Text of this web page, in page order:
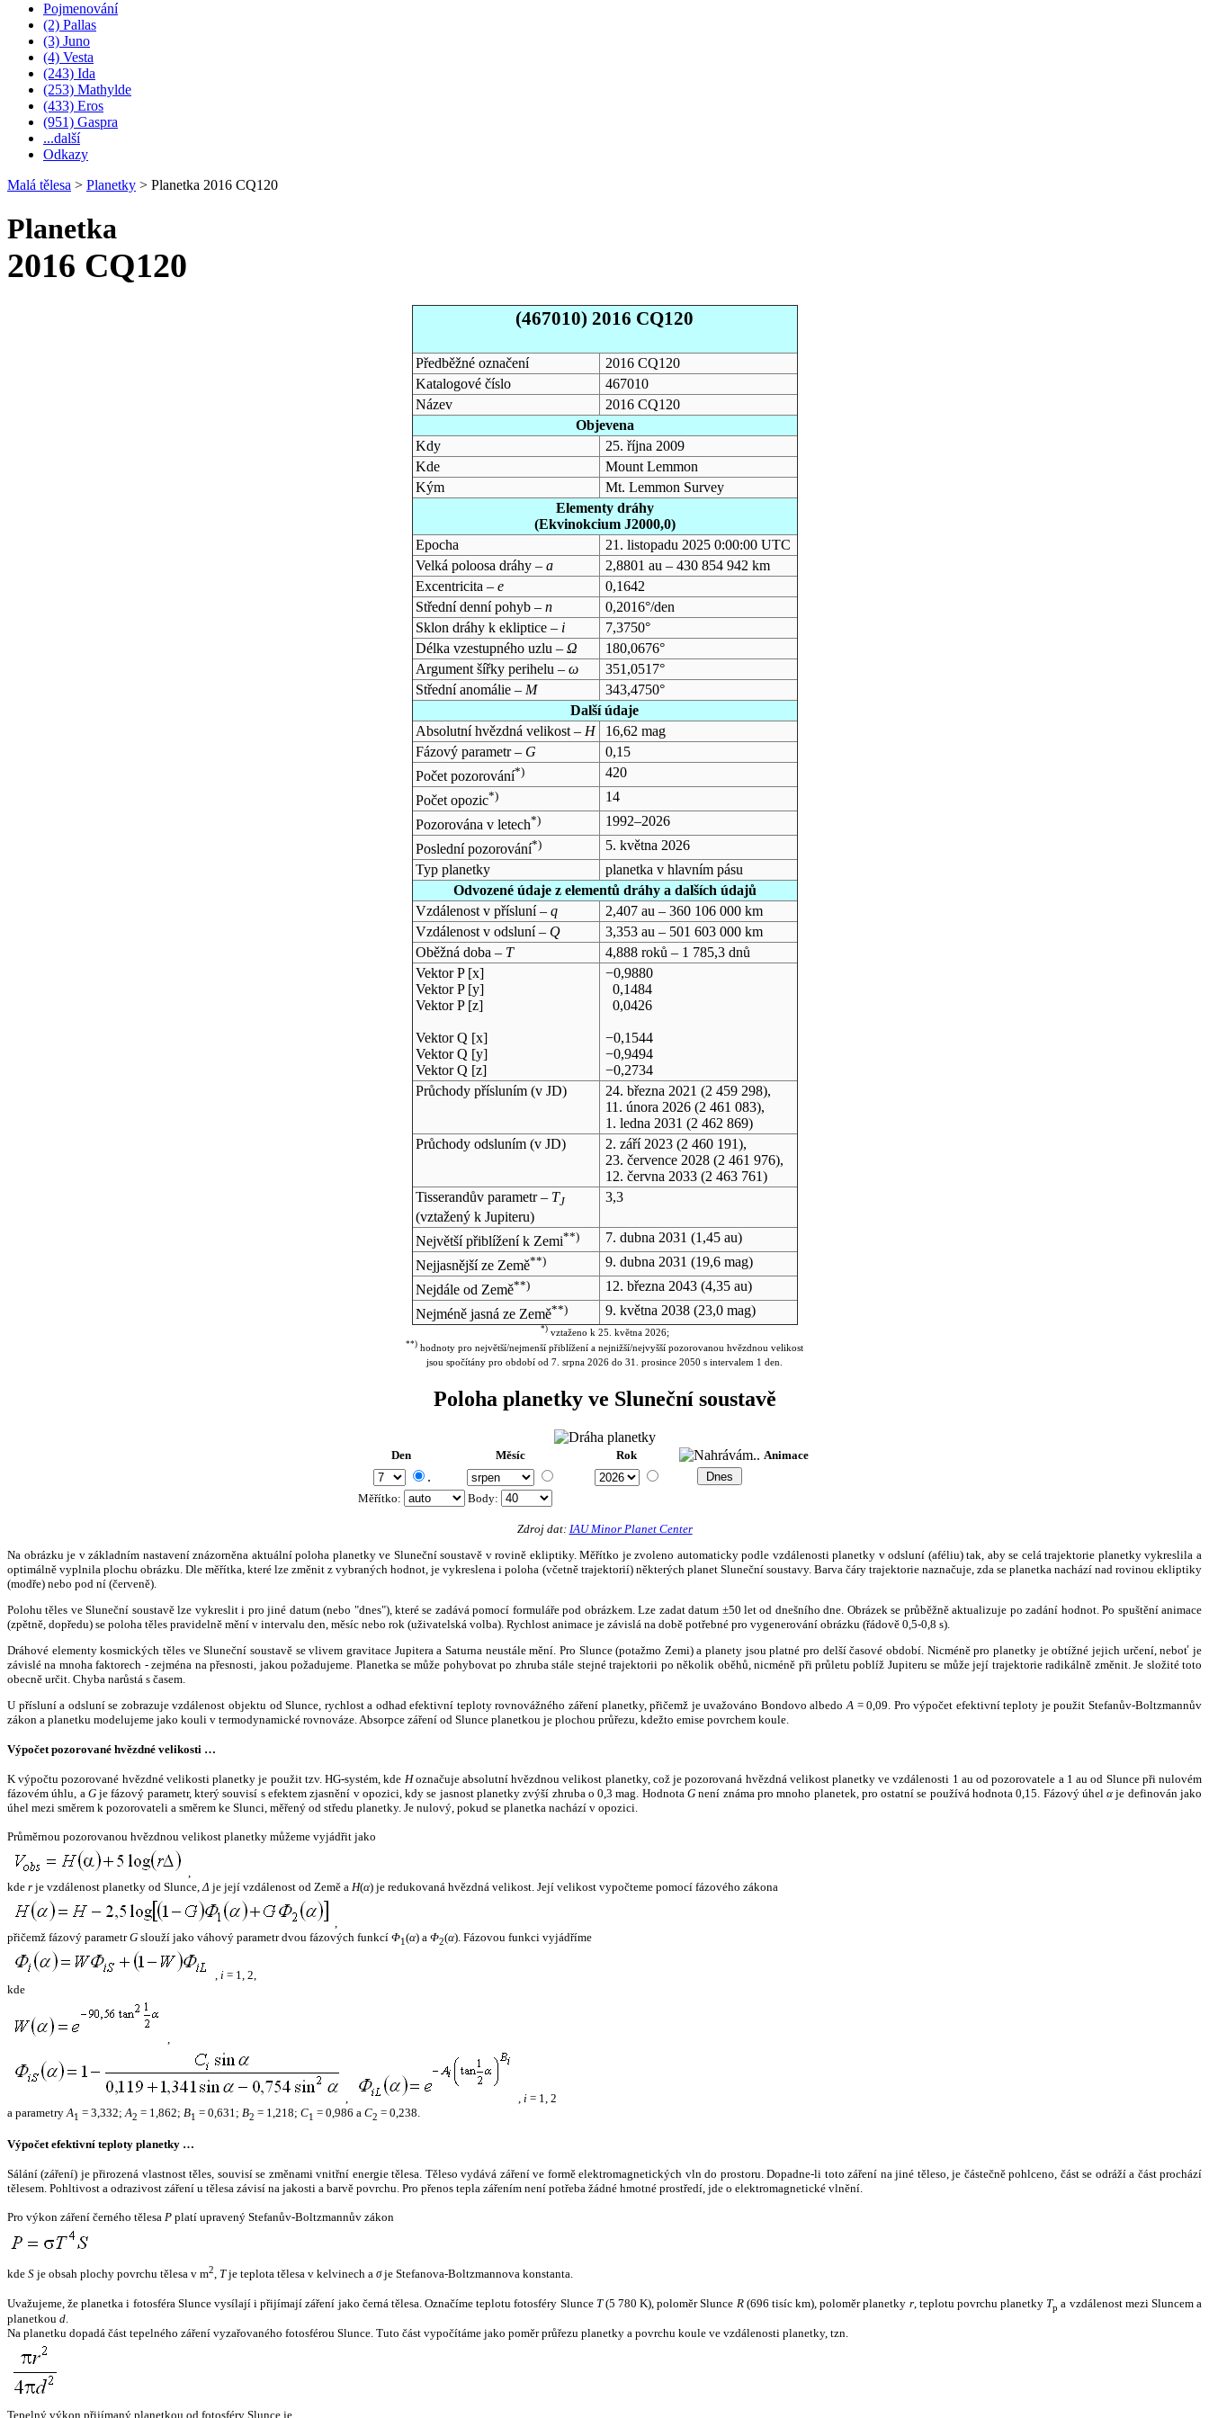
Pojmenování
(2) Pallas
(3) Juno
(4) Vesta
(243) Ida
(253) Mathylde
(433) Eros
(951) Gaspra
...další
Odkazy
Malá tělesa > Planetky > Planetka 2016 CQ120
Planetka
2016 CQ120
(467010) 2016 CQ120
Předběžné označení
2016 CQ120
Katalogové číslo
467010
Název
2016 CQ120
Objevena
Kdy
25. října 2009
Kde
Mount Lemmon
Kým
Mt. Lemmon Survey
Elementy dráhy
(Ekvinokcium J2000,0)
Epocha
21. listopadu 2025 0:00:00 UTC
Velká poloosa dráhy – a
2,8801 au – 430 854 942 km
Excentricita – e
0,1642
Střední denní pohyb – n
0,2016°/den
Sklon dráhy k ekliptice – i
7,3750°
Délka vzestupného uzlu – Ω
180,0676°
Argument šířky perihelu – ω
351,0517°
Střední anomálie – M
343,4750°
Další údaje
Absolutní hvězdná velikost – H
16,62 mag
Fázový parametr – G
0,15
Počet pozorování*)
420
Počet opozic*)
14
Pozorována v letech*)
1992–2026
Poslední pozorování*)
5. května 2026
Typ planetky
planetka v hlavním pásu
Odvozené údaje z elementů dráhy a dalších údajů
Vzdálenost v přísluní – q
2,407 au – 360 106 000 km
Vzdálenost v odsluní – Q
3,353 au – 501 603 000 km
Oběžná doba – T
4,888 roků – 1 785,3 dnů
Vektor P [x]
Vektor P [y]
Vektor P [z]
Vektor Q [x]
Vektor Q [y]
Vektor Q [z]
−0,9880
0,1484
0,0426
−0,1544
−0,9494
−0,2734
Průchody přísluním (v JD) 24. března 2021 (2 459 298),
11. února 2026(2 461 083),
1. ledna 2031 (2 462 869)
Průchody odsluním (v JD) 2. září 2023(2 460 191),
23. července 2028(2 461 976),
12. června 2033(2 463 761)
Tisserandův parametr – TJ
(vztažený k Jupiteru)
3,3
Největší přiblížení k Zemi**) 7. dubna 2031 (1,45 au)
Nejjasnější ze Země**) 9. dubna 2031 (19,6 mag)
Nejdále od Země**) 12. března 2043(4,35 au)
Nejméně jasná ze Země**) 9. května 2038(23,0 mag)
*)vztaženo k 25. května 2026;
**) hodnoty pro největší/nejmenší přiblížení a nejnižší/nejvyšší pozorovanou hvězdnou velikost
jsou spočítány pro období od 7. srpna 2026 do 31. prosince 2050 s intervalem 1 den.
Poloha planetky ve Sluneční soustavě
Den Měsíc Rok Animace
.
Měřítko: Body:
Zdroj dat: IAU Minor Planet Center
Na obrázku je v základním nastavení znázorněna aktuální poloha planetky ve Sluneční soustavě v rovině ekliptiky. Měřítko je zvoleno automaticky podle vzdálenosti planetky v odsluní (aféliu) tak, aby se celá trajektorie planetky vykreslila a
optimálně vyplnila plochu obrázku. Dle měřítka, které lze změnit z vybraných hodnot, je vykreslena i poloha (včetně trajektorií) některých planet Sluneční soustavy. Barva čáry trajektorie naznačuje, zda se planetka nachází nad rovinou ekliptiky
(modře) nebo pod ní (červeně).
Polohu těles ve Sluneční soustavě lze vykreslit i pro jiné datum (nebo "dnes"), které se zadává pomocí formuláře pod obrázkem. Lze zadat datum ±50 let od dnešního dne. Obrázek se průběžně aktualizuje po zadání hodnot. Po spuštění animace
(zpětně, dopředu) se poloha těles pravidelně mění v intervalu den, měsíc nebo rok (uživatelská volba). Rychlost animace je závislá na době potřebné pro vygenerování obrázku (řádově 0,5-0,8 s).
Dráhové elementy kosmických těles ve Sluneční soustavě se vlivem gravitace Jupitera a Saturna neustále mění. Pro Slunce (potažmo Zemi) a planety jsou platné pro delší časové období. Nicméně pro planetky je obtížné jejich určení, neboť je
závislé na mnoha faktorech - zejména na přesnosti, jakou požadujeme. Planetka se může pohybovat po zhruba stále stejné trajektorii po několik oběhů, nicméně při průletu poblíž Jupiteru se může její trajektorie radikálně změnit. Je složité toto
obecně určit. Chyba narůstá s časem.
U přísluní a odsluní se zobrazuje vzdálenost objektu od Slunce, rychlost a odhad efektivní teploty rovnovážného záření planetky, přičemž je uvažováno Bondovo albedo A = 0,09. Pro výpočet efektivní teploty je použit Stefanův-Boltzmannův
zákon a planetku modelujeme jako kouli v termodynamické rovnováze. Absorpce záření od Slunce planetkou je plochou průřezu, kdežto emise povrchem koule.
Výpočet pozorované hvězdné velikosti …
K výpočtu pozorované hvězdné velikosti planetky je použit tzv. HG-systém, kde Hoznačuje absolutní hvězdnou velikost planetky, což je pozorovaná hvězdná velikost planetky ve vzdálenosti 1 au od pozorovatele a 1 au od Slunce při nulovém
fázovém úhlu, a Gje fázový parametr, který souvisí s efektem zjasnění v opozici, kdy se jasnost planetky zvýší zhruba o 0,3 mag. HodnotaG není známa pro mnoho planetek, pro ostatní se používá hodnota 0,15. Fázový úhelα je definován jako
úhel mezi směrem k pozorovateli a směrem ke Slunci, měřený od středu planetky. Je nulový, pokud se planetka nachází v opozici.
Průměrnou pozorovanou hvězdnou velikost planetky můžeme vyjádřit jako
,
kde r je vzdálenost planetky od Slunce,Δ je její vzdálenost od Země a H(α) je redukovaná hvězdná velikost. Její velikost vypočteme pomocí fázového zákona
,
přičemž fázový parametrG slouží jako váhový parametr dvou fázových funkcí Φ1(α) a Φ2(α). Fázovou funkci vyjádříme
, i = 1, 2,
kde
,
, , i = 1, 2
a parametryA1 = 3,332;A2 = 1,862; B1 = 0,631; B2 = 1,218; C1 = 0,986 a C2 = 0,238.
Výpočet efektivní teploty planetky …
Sálání (záření) je přirozená vlastnost těles, souvisí se změnami vnitřní energie tělesa. Těleso vydává záření ve formě elektromagnetických vln do prostoru. Dopadne-li toto záření na jiné těleso, je částečně pohlceno, část se odráží a část prochází
tělesem. Pohltivost a odrazivost záření u tělesa závisí na jakosti a barvě povrchu. Pro přenos tepla zářením není potřeba žádné hmotné prostředí, jde o elektromagnetické vlnění.
Pro výkon záření černého tělesa P platí upravený Stefanův-Boltzmannův zákon
kde S je obsah plochy povrchu tělesa v m2, Tje teplota tělesa v kelvinech a σje Stefanova-Boltzmannova konstanta.
Uvažujeme, že planetka i fotosféra Slunce vysílají i přijímají záření jako černá tělesa. Označíme teplotu fotosféry Slunce T(5 780 K), poloměr Slunce R(696 tisíc km), poloměr planetky r, teplotu povrchu planetky Tp a vzdálenost mezi Sluncem a
planetkou d.
Na planetku dopadá část tepelného záření vyzařovaného fotosférou Slunce. Tuto část vypočítáme jako poměr průřezu planetky a povrchu koule ve vzdálenosti planetky, tzn.
Tepelný výkon přijímaný planetkou od fotosféry Slunce je